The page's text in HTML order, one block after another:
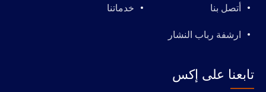
أتصل بنا خدماتنا
ارشفة رباب النشار
تابعنا على إكس